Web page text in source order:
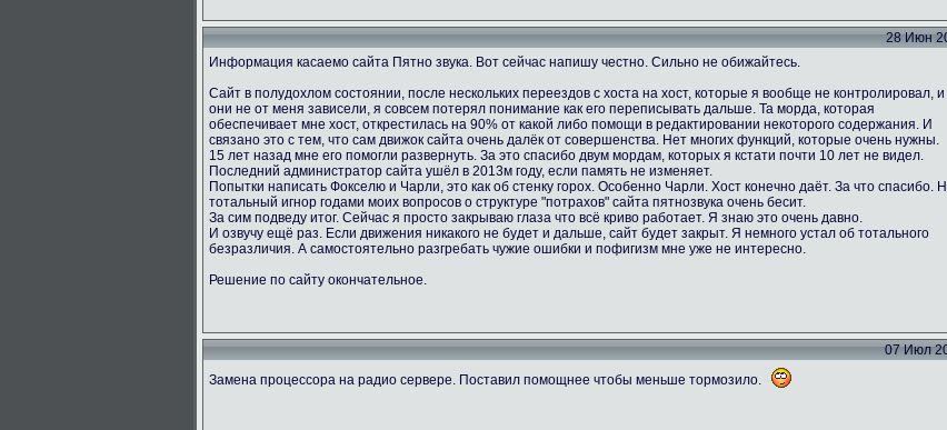
28 Июн
Информация касаемо сайта Пятно звука. Вот сейчас напишу честно. Сильно не обижайтесь.
Сайт в полудохлом состоянии, после нескольких переездов с хоста на хост, которые я вообще не контролировал, и
они не от меня зависели, я совсем потерял понимание как его переписывать дальше. Та морда, которая
обеспечивает мне хост, открестилась на 90% от какой либо помощи в редактировании некоторого содержания. И
связано это с тем, что сам движок сайта очень далёк от совершенства. Нет многих функций, которые очень нужны.
15 лет назад мне его помогли развернуть. За это спасибо двум мордам, которых я кстати почти 10 лет не видел.
Последний администратор сайта ушёл в 2013м году, если память не изменяет.
Попытки написать Фокселю и Чарли, это как об стенку горох. Особенно Чарли. Хост конечно даёт. За что спасибо.
тотальный игнор годами моих вопросов о структуре "потрахов" сайта пятнозвука очень бесит.
За сим подведу итог. Сейчас я просто закрываю глаза что всё криво работает. Я знаю это очень давно.
И озвучу ещё раз. Если движения никакого не будет и дальше, сайт будет закрыт. Я немного устал об тотального
безразличия. А самостоятельно разгребать чужие ошибки и пофигизм мне уже не интересно.
Решение по сайту окончательное.
07 Июл
Замена процессора на радио сервере. Поставил помощнее чтобы меньше тормозило.